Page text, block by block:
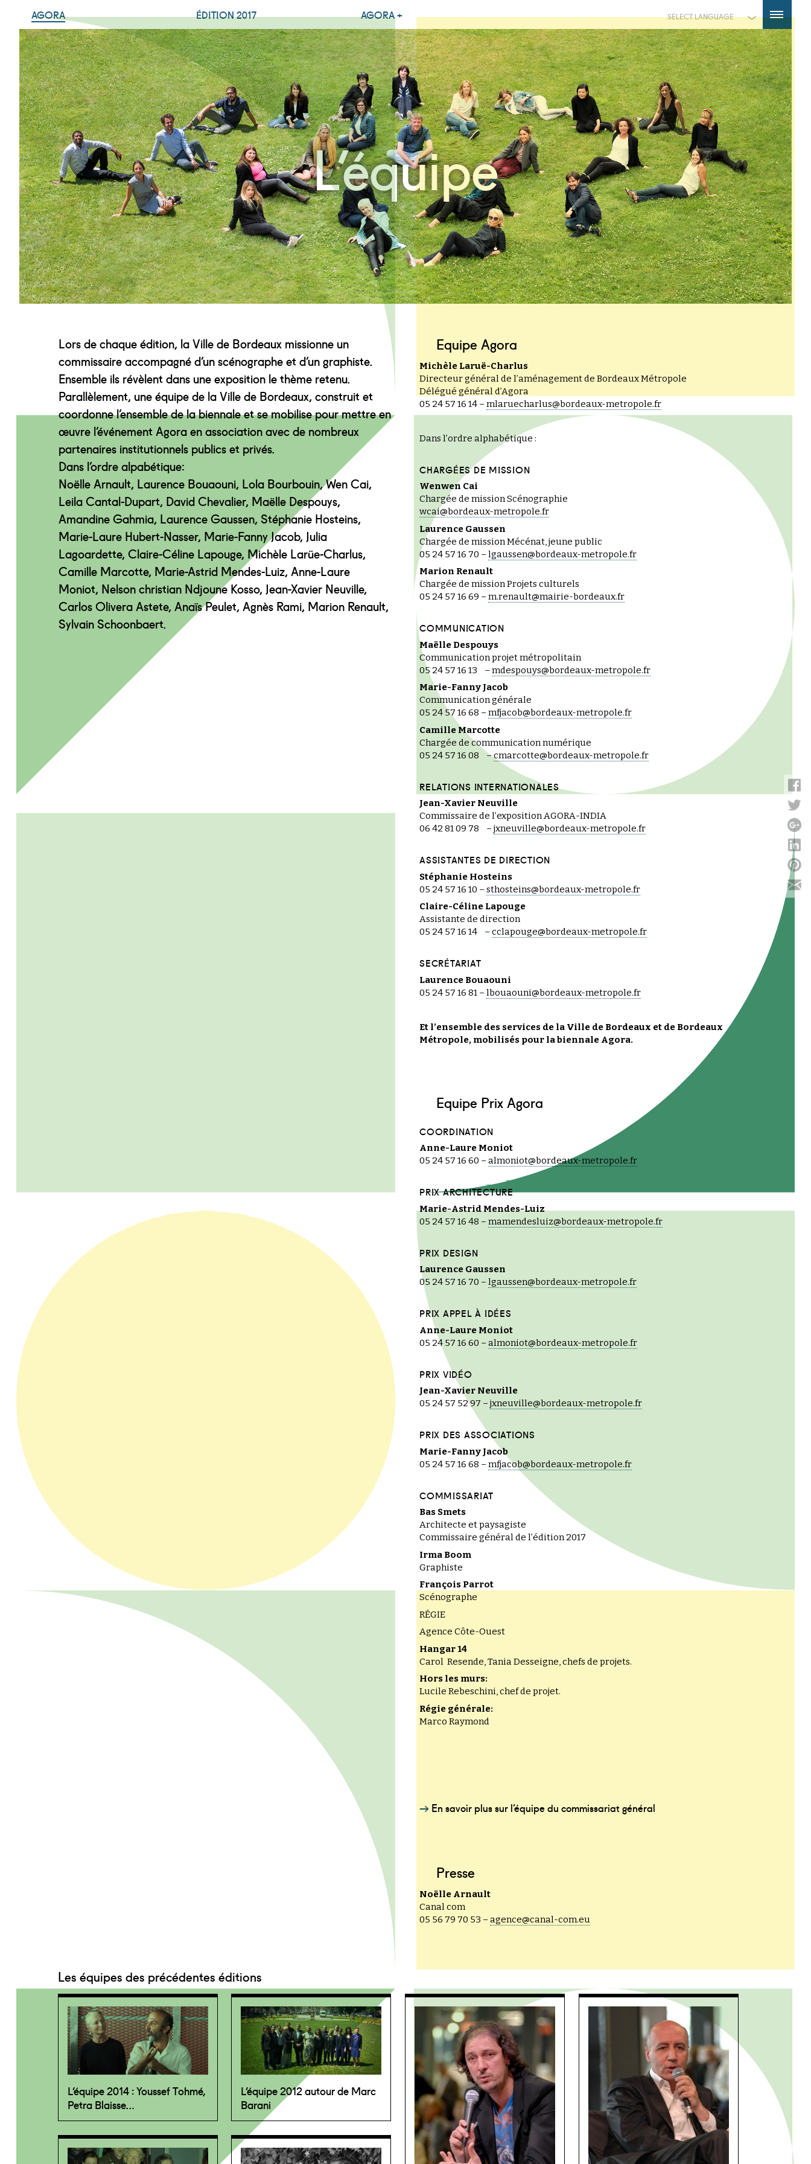
AGORA ÉDITION 2017 AGORA +
Powered by Translate
L’équipe
Lors de chaque édition, la Ville de Bordeaux missionne un
commissaire accompagné d’un scénographe et d’un graphiste.
Ensemble ils révèlent dans une exposition le thème retenu.
Parallèlement, une équipe de la Ville de Bordeaux, construit et
coordonne l’ensemble de la biennale et se mobilise pour mettre en
œuvre l’événement Agora en association avec de nombreux
partenaires institutionnels publics et privés.
Dans l’ordre alpabétique:
Noëlle Arnault, Laurence Bouaouni, Lola Bourbouin, Wen Cai,
Leila Cantal-Dupart, David Chevalier, Maëlle Despouys,
Amandine Gahmia, Laurence Gaussen, Stéphanie Hosteins,
Marie-Laure Hubert-Nasser, Marie-Fanny Jacob, Julia
Lagoardette, Claire-Céline Lapouge, Michèle Larüe-Charlus,
Camille Marcotte, Marie-Astrid Mendes-Luiz, Anne-Laure
Moniot, Nelson christian Ndjoune Kosso, Jean-Xavier Neuville,
Carlos Olivera Astete, Anaïs Peulet, Agnès Rami, Marion Renault,
Sylvain Schoonbaert.
Equipe Agora
Michèle Laruë-Charlus
Directeur général de l’aménagement de Bordeaux Métropole
Délégué général d’Agora
05 24 57 16 14 –mlaruecharlus@bordeaux-metropole.fr
Dans l’ordre alphabétique :
CHARGÉES DE MISSION
Wenwen Cai
Chargée de mission Scénographie
wcai@bordeaux-metropole.fr
Laurence Gaussen
Chargée de mission Mécénat, jeune public
05 24 57 16 70 –lgaussen@bordeaux-metropole.fr
Marion Renault
Chargée de mission Projets culturels
05 24 57 16 69 –m.renault@mairie-bordeaux.fr
COMMUNICATION
Maëlle Despouys
Communication projet métropolitain
05 24 57 16 13 –mdespouys@bordeaux-metropole.fr
Marie-Fanny Jacob
Communication générale
05 24 57 16 68 –mfjacob@bordeaux-metropole.fr
Camille Marcotte
Chargée de communication numérique
05 24 57 16 08 –cmarcotte@bordeaux-metropole.fr
RELATIONS INTERNATIONALES
Jean-Xavier Neuville
Commissaire de l’exposition AGORA-INDIA
06 42 81 09 78 –jxneuville@bordeaux-metropole.fr
ASSISTANTES DE DIRECTION
Stéphanie Hosteins
05 24 57 16 10 –sthosteins@bordeaux-metropole.fr
Claire-Céline Lapouge
Assistante de direction
05 24 57 16 14 –cclapouge@bordeaux-metropole.fr
SECRÉTARIAT
Laurence Bouaouni
05 24 57 16 81 –lbouaouni@bordeaux-metropole.fr
Et l’ensemble des services de la Ville de Bordeaux et de Bordeaux
Métropole, mobilisés pour la biennale Agora.
Equipe Prix Agora
COORDINATION
Anne-Laure Moniot
05 24 57 16 60 –almoniot@bordeaux-metropole.fr
PRIX ARCHITECTURE
Marie-Astrid Mendes-Luiz
05 24 57 16 48 –mamendesluiz@bordeaux-metropole.fr
PRIX DESIGN
Laurence Gaussen
05 24 57 16 70 –lgaussen@bordeaux-metropole.fr
PRIX APPEL À IDÉES
Anne-Laure Moniot
05 24 57 16 60 –almoniot@bordeaux-metropole.fr
PRIX VIDÉO
Jean-Xavier Neuville
05 24 57 52 97 –jxneuville@bordeaux-metropole.fr
PRIX DES ASSOCIATIONS
Marie-Fanny Jacob
05 24 57 16 68 –mfjacob@bordeaux-metropole.fr
COMMISSARIAT
Bas Smets
Architecte et paysagiste
Commissaire général de l’édition 2017
Irma Boom
Graphiste
François Parrot
Scénographe
RÉGIE
Agence Côte-Ouest
Hangar 14
Carol Resende, Tania Desseigne, chefs de projets.
Hors les murs:
Lucile Rebeschini, chef de projet.
Régie générale:
Marco Raymond
En savoir plus sur l’équipe du commissariat général
Presse
Noëlle Arnault
Canal com
05 56 79 70 53 –agence@canal-com.eu
Les équipes des précédentes éditions
L’équipe 2014 : Youssef Tohmé,
Petra Blaisse…
L’équipe 2012 autour de Marc
Barani